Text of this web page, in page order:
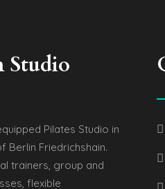
Studio
Pilates Studio in
Berlin Friedrichshain.
trainers, group and
flexible